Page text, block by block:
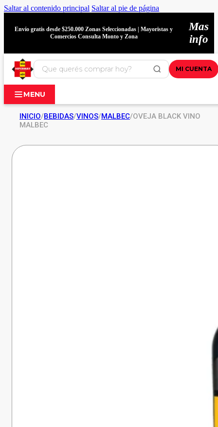
Saltar al contenido principal Saltar al pie de página
Envío gratis desde $250.000 Zonas Seleccionadas | Mayoristas y
Comercios Consulta Monto y Zona
Mas
info
MI CUENTA
MENU
INICIO/BEBIDAS/VINOS/MALBEC/OVEJA BLACK VINO
MALBEC